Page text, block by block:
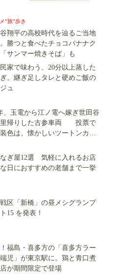
“旅”歩き
翔平の高校時代を辿るご当地
勝つと食べたチョコバナナク
サンマー焼きそば」も
家で味わう、20分以上蒸した
。継ぎ足しタレと硬めご飯の
ュ
、玉電から江ノ電へ嫁ぎ世田谷
里帰りした古参車両 投票で
色は、懐かしいツートンカラ
ぎ屋12選 気軽に入れるお店
日におすすめの老舗まで一挙
区「新橋」の昼メシグランプ
15 を発表！
福島・喜多方の「喜多方ラー
児」が東京駅に。鶏と青口煮
が期間限定で登場